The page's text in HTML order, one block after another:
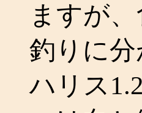
ますが
釣りに
ハリス